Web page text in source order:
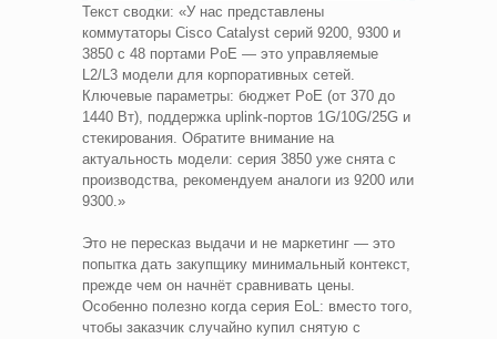
Текст сводки: «У нас представлены
коммутаторы Cisco Catalyst серий 9200, 9300 и
3850 с 48 портами PoE — это управляемые
L2/L3 модели для корпоративных сетей.
Ключевые параметры: бюджет PoE (от 370 до
1440 Вт), поддержка uplink-портов 1G/10G/25G и
стекирования. Обратите внимание на
актуальность модели: серия 3850 уже снята с
производства, рекомендуем аналоги из 9200 или
9300.»
Это не пересказ выдачи и не маркетинг — это
попытка дать закупщику минимальный контекст,
прежде чем он начнёт сравнивать цены.
Особенно полезно когда серия EoL: вместо того,
чтобы заказчик случайно купил снятую с